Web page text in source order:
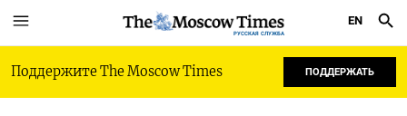
РУССКАЯ СЛУЖБА
EN
Поддержите The Moscow Times ПОДДЕРЖАТЬ